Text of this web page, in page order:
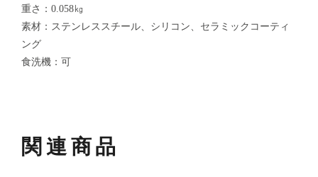
重さ：0.058㎏
素材：ステンレススチール、シリコン、セラミックコーティ
ング
食洗機：可
関連商品